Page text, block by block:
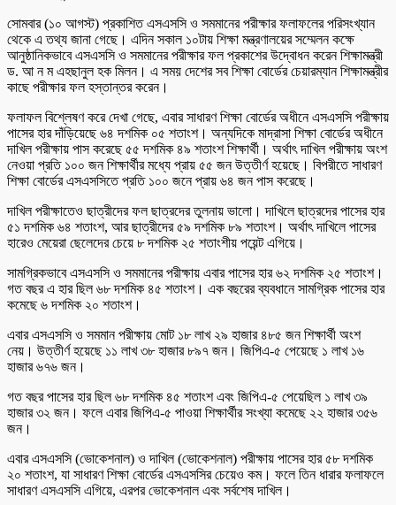
সোমবার (১০ আগস্ট) প্রকাশিত এসএসসি ও সমমানের পরীক্ষার ফলাফলের পরিসংখ্যান
থেকে এ তথ্য জানা গেছে। এদিন সকাল ১০টায় শিক্ষা মন্ত্রণালয়ের সম্মেলন কক্ষে
আনুষ্ঠানিকভাবে এসএসসি ও সমমানের পরীক্ষার ফল প্রকাশের উদ্বোধন করেন শিক্ষামন্ত্রী
ড. আ ন ম এহছানুল হক মিলন। এ সময় দেশের সব শিক্ষা বোর্ডের চেয়ারম্যান শিক্ষামন্ত্রীর
কাছে পরীক্ষার ফল হস্তান্তর করেন।
ফলাফল বিশ্লেষণ করে দেখা গেছে, এবার সাধারণ শিক্ষা বোর্ডের অধীনে এসএসসি পরীক্ষায়
পাসের হার দাঁড়িয়েছে ৬৪ দশমিক ০৫ শতাংশ। অন্যদিকে মাদ্রাসা শিক্ষা বোর্ডের অধীনে
দাখিল পরীক্ষায় পাস করেছে ৫৫ দশমিক ৪৯ শতাংশ শিক্ষার্থী। অর্থাৎ দাখিল পরীক্ষায় অংশ
নেওয়া প্রতি ১০০ জন শিক্ষার্থীর মধ্যে প্রায় ৫৫ জন উত্তীর্ণ হয়েছে। বিপরীতে সাধারণ
শিক্ষা বোর্ডের এসএসসিতে প্রতি ১০০ জনে প্রায় ৬৪ জন পাস করেছে।
দাখিল পরীক্ষাতেও ছাত্রীদের ফল ছাত্রদের তুলনায় ভালো। দাখিলে ছাত্রদের পাসের হার
৫১ দশমিক ৬৪ শতাংশ, আর ছাত্রীদের ৫৯ দশমিক ৮৯ শতাংশ। অর্থাৎ দাখিলে পাসের
হারেও মেয়েরা ছেলেদের চেয়ে ৮ দশমিক ২৫ শতাংশীয় পয়েন্ট এগিয়ে।
সামগ্রিকভাবে এসএসসি ও সমমানের পরীক্ষায় এবার পাসের হার ৬২ দশমিক ২৫ শতাংশ।
গত বছর এ হার ছিল ৬৮ দশমিক ৪৫ শতাংশ। এক বছরের ব্যবধানে সামগ্রিক পাসের হার
কমেছে ৬ দশমিক ২০ শতাংশ।
এবার এসএসসি ও সমমান পরীক্ষায় মোট ১৮ লাখ ২৯ হাজার ৪৮৫ জন শিক্ষার্থী অংশ
নেয়। উত্তীর্ণ হয়েছে ১১ লাখ ৩৮ হাজার ৮৯৭ জন। জিপিএ-৫ পেয়েছে ১ লাখ ১৬
হাজার ৬৭৬ জন।
গত বছর পাসের হার ছিল ৬৮ দশমিক ৪৫ শতাংশ এবং জিপিএ-৫ পেয়েছিল ১ লাখ ৩৯
হাজার ৩২ জন। ফলে এবার জিপিএ-৫ পাওয়া শিক্ষার্থীর সংখ্যা কমেছে ২২ হাজার ৩৫৬
জন।
এবার এসএসসি (ভোকেশনাল) ও দাখিল (ভোকেশনাল) পরীক্ষায় পাসের হার ৫৮ দশমিক
২০ শতাংশ, যা সাধারণ শিক্ষা বোর্ডের এসএসসির চেয়েও কম। ফলে তিন ধারার ফলাফলে
সাধারণ এসএসসি এগিয়ে, এরপর ভোকেশনাল এবং সর্বশেষ দাখিল।